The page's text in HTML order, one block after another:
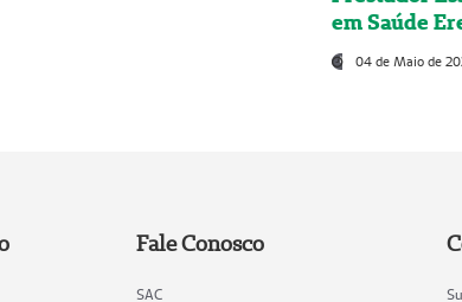
em Saúde
04 de Maio de
Fale Conosco
SAC